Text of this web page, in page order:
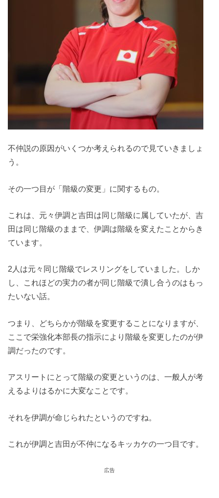
不仲説の原因がいくつか考えられるので見ていきましょ
う。
その一つ目が「階級の変更」に関するもの。
これは、元々伊調と吉田は同じ階級に属していたが、吉
田は同じ階級のままで、伊調は階級を変えたことからき
ています。
2人は元々同じ階級でレスリングをしていました。しか
し、これほどの実力の者が同じ階級で潰し合うのはもっ
たいない話。
つまり、どちらかが階級を変更することになりますが、
ここで栄強化本部長の指示により階級を変更したのが伊
調だったのです。
アスリートにとって階級の変更というのは、一般人が考
えるよりはるかに大変なことです。
それを伊調が命じられたというのですね。
これが伊調と吉田が不仲になるキッカケの一つ目です。
広告